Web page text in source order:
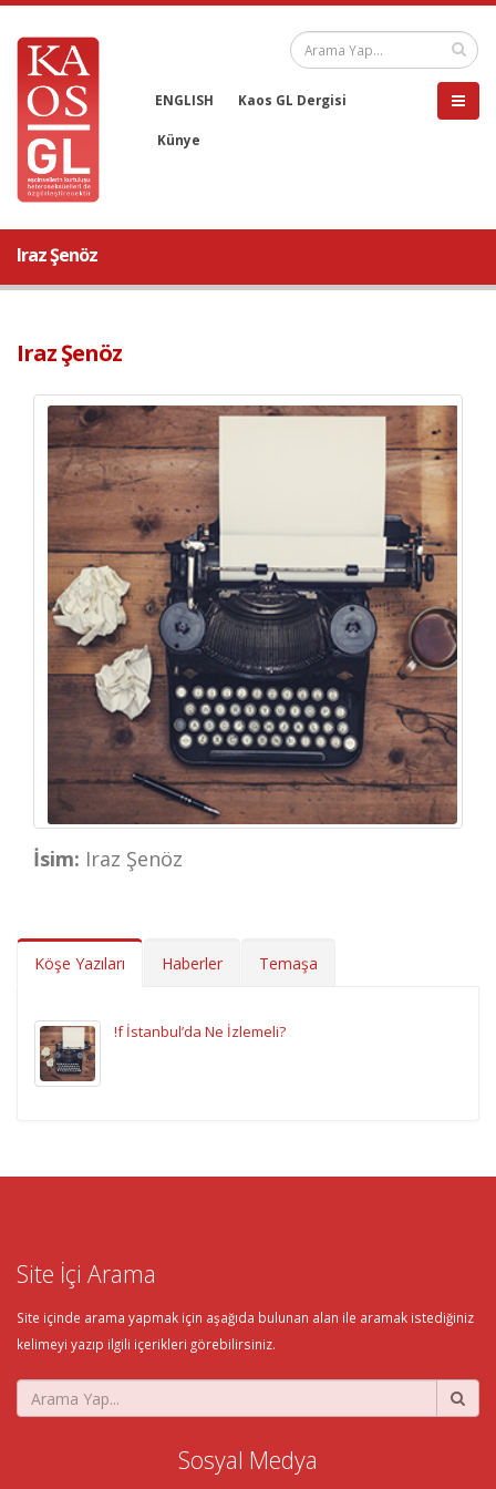
ENGLISH Kaos GL Dergisi
Künye
Iraz Şenöz
Iraz Şenöz
İsim: Iraz Şenöz
Köşe Yazıları Haberler Temaşa
!f İstanbul’da Ne İzlemeli?
Site İçi Arama
Site içinde arama yapmak için aşağıda bulunan alan ile aramak istediğiniz
kelimeyi yazıp ilgili içerikleri görebilirsiniz.
Sosyal Medya